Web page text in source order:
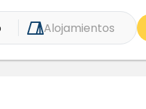
Alojamientos